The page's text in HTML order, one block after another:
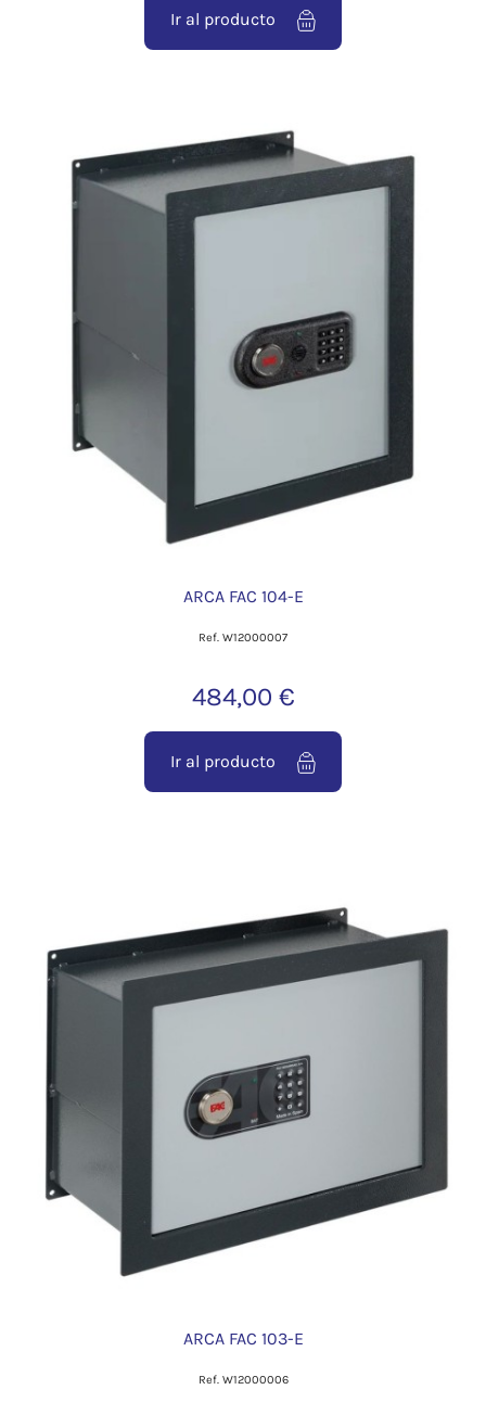
Ir al producto
ARCA FAC 104-E
Ref. W12000007
484,00 €
Ir al producto
ARCA FAC 103-E
Ref. W12000006